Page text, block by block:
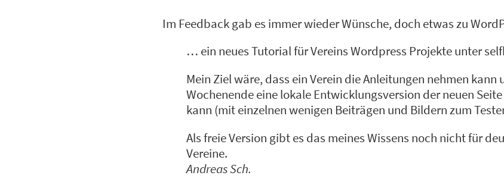
Im Feedback gab es immer wieder Wünsche, doch etwas zu
… ein neues Tutorial für Vereins Wordpress Projekte unter
Mein Ziel wäre, dass ein Verein die Anleitungen nehmen kann
Wochenende eine lokale Entwicklungsversion der neuen
kann (mit einzelnen wenigen Beiträgen und Bildern zum
Als freie Version gibt es das meines Wissens noch nicht für
Vereine.
Andreas Sch.